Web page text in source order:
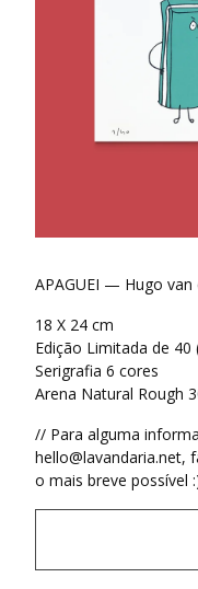
APAGUEI — Hugo van
18 X 24 cm
Edição Limitada de
Serigrafia 6 cores
Arena Natural Rough
// Para alguma
hello@lavandaria.net,
o mais breve possível